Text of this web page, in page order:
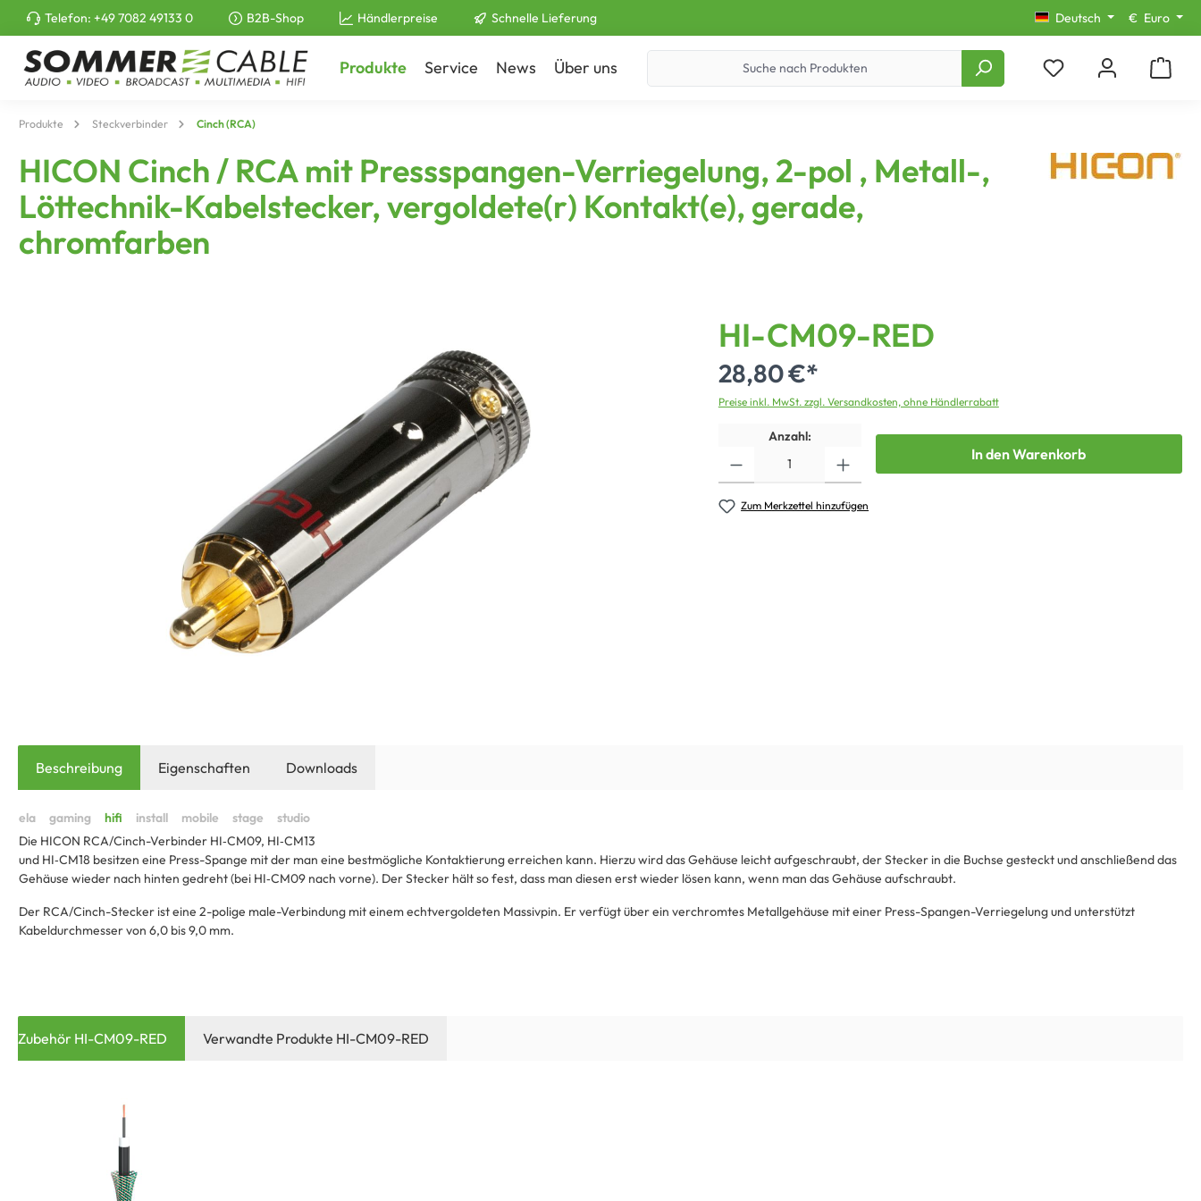
springen Zur Hauptnavigation springen
Telefon: +49 7082 49133 0 B2B-Shop Händlerpreise Schnelle Lieferung Deutsch € Euro
Produkte Service News Über uns
Produkte Steckverbinder Cinch (RCA)
HICON Cinch / RCA mit Pressspangen-Verriegelung, 2-pol , Metall-,
Löttechnik-Kabelstecker, vergoldete(r) Kontakt(e), gerade,
chromfarben
HI-CM09-RED
28,80 €*
Preise inkl. MwSt. zzgl. Versandkosten, ohne Händlerrabatt
Anzahl:
In den Warenkorb
Zum Merkzettel hinzufügen
Beschreibung Eigenschaften Downloads
Die HICON RCA/Cinch-Verbinder HI‑CM09, HI‑CM13
und HI‑CM18 besitzen eine Press-Spange mit der man eine bestmögliche Kontaktierung erreichen kann. Hierzu wird das Gehäuse leicht aufgeschraubt, der Stecker in die Buchse gesteckt und anschließend das
Gehäuse wieder nach hinten gedreht (bei HI‑CM09 nach vorne). Der Stecker hält so fest, dass man diesen erst wieder lösen kann, wenn man das Gehäuse aufschraubt.
Der RCA/Cinch-Stecker ist eine 2-polige male-Verbindung mit einem echtvergoldeten Massivpin. Er verfügt über ein verchromtes Metallgehäuse mit einer Press-Spangen-Verriegelung und unterstützt
Kabeldurchmesser von 6,0 bis 9,0 mm.
Zubehör HI-CM09-RED Verwandte Produkte HI-CM09-RED